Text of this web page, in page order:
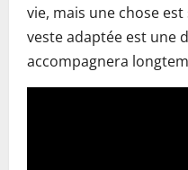
vie, mais une chose
veste adaptée est une
accompagnera